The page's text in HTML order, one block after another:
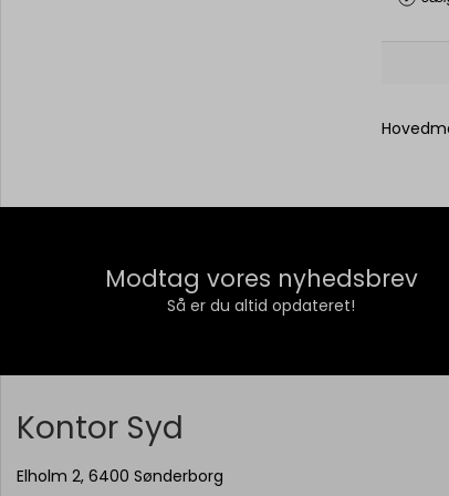
Modtag vores nyhedsbrev
Så er du altid opdateret!
Kontor Syd
Elholm 2, 6400 Sønderborg